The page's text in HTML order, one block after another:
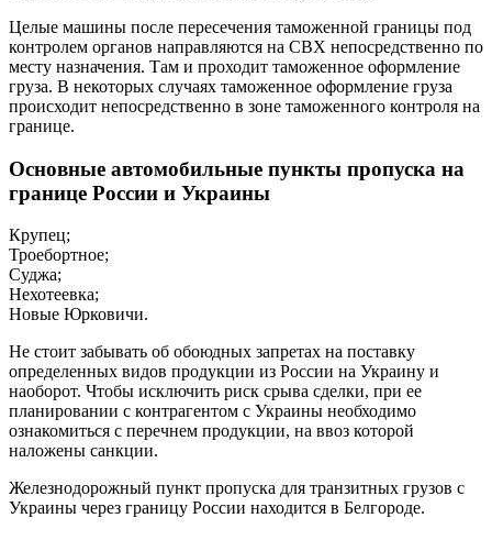
Целые машины после пересечения таможенной границы под
контролем органов направляются на СВХ непосредственно по
месту назначения. Там и проходит таможенное оформление
груза. В некоторых случаях таможенное оформление груза
происходит непосредственно в зоне таможенного контроля на
границе.
Основные автомобильные пункты пропуска на
границе России и Украины
Крупец;
Троебортное;
Суджа;
Нехотеевка;
Новые Юрковичи.
Не стоит забывать об обоюдных запретах на поставку
определенных видов продукции из России на Украину и
наоборот. Чтобы исключить риск срыва сделки, при ее
планировании с контрагентом с Украины необходимо
ознакомиться с перечнем продукции, на ввоз которой
наложены санкции.
Железнодорожный пункт пропуска для транзитных грузов с
Украины через границу России находится в Белгороде.